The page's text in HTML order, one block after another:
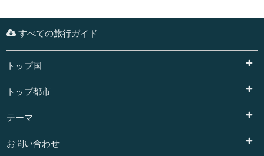
すべての旅行ガイド
トップ国
トップ都市
テーマ
お問い合わせ